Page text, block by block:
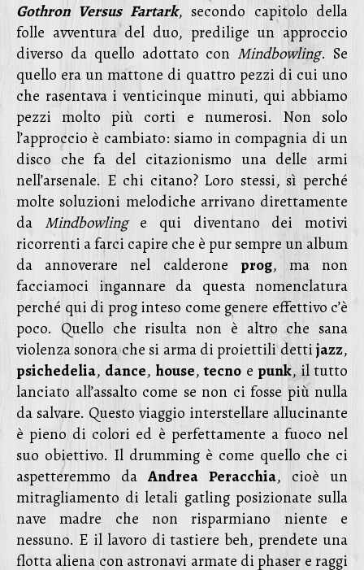
Gothron Versus Fartark, secondo capitolo della
folle avventura del duo, predilige un approccio
diverso da quello adottato con Mindbowling. Se
quello era un mattone di quattro pezzi di cui uno
che rasentava i venticinque minuti, qui abbiamo
pezzi molto più corti e numerosi. Non solo
l’approccio è cambiato: siamo in compagnia di un
disco che fa del citazionismo una delle armi
nell’arsenale. E chi citano? Loro stessi, sì perché
molte soluzioni melodiche arrivano direttamente
da Mindbowlinge qui diventano dei motivi
ricorrenti a farci capire che è pur sempre un album
da annoverare nel calderone prog, ma non
facciamoci ingannare da questa nomenclatura
perché qui di prog inteso come genere effettivo c’è
poco. Quello che risulta non è altro che sana
violenza sonora che si arma di proiettili dettijazz,
psichedelia, dance, house,tecno e punk, il tutto
lanciato all’assalto come se non ci fosse più nulla
da salvare. Questo viaggio interstellare allucinante
è pieno di colori ed è perfettamente a fuoco nel
suo obiettivo. Il drumming è come quello che ci
aspetteremmo daAndrea Peracchia, cioè un
mitragliamento di letali gatling posizionate sulla
nave madre che non risparmiano niente e
nessuno. E il lavoro di tastiere beh, prendete una
flotta aliena con astronavi armate di phaser e raggi